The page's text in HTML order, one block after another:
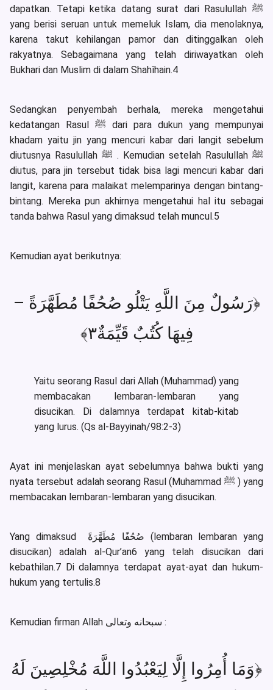
dapatkan. Tetapi ketika datang surat dari Rasulullah ﷺ
yang berisi seruan untuk memeluk Islam, dia menolaknya,
karena takut kehilangan pamor dan ditinggalkan oleh
rakyatnya. Sebagaimana yang telah diriwayatkan oleh
Bukhari dan Muslim di dalam Shahîhain.4
Sedangkan penyembah berhala, mereka mengetahui
kedatangan Rasul ﷺ dari para dukun yang mempunyai
khadam yaitu jin yang mencuri kabar dari langit sebelum
diutusnya Rasulullah ﷺ . Kemudian setelah Rasulullah ﷺ
diutus, para jin tersebut tidak bisa lagi mencuri kabar dari
langit, karena para malaikat melemparinya dengan bintang-
bintang. Mereka pun akhirnya mengetahui hal itu sebagai
tanda bahwa Rasul yang dimaksud telah muncul.5
Kemudian ayat berikutnya:
﴿رَسُولٌ مِنَ اللَّهِ يَتْلُو صُحُفًا مُطَهَّرَةً –
فِيهَا كُتُبٌ قَيِّمَةٌ٣﴾
Yaitu seorang Rasul dari Allah (Muhammad) yang
membacakan lembaran-lembaran yang
disucikan. Di dalamnya terdapat kitab-kitab
yang lurus. (Qs al-Bayyinah/98:2-3)
Ayat ini menjelaskan ayat sebelumnya bahwa bukti yang
nyata tersebut adalah seorang Rasul (Muhammad ﷺ ) yang
membacakan lembaran-lembaran yang disucikan.
Yang dimaksud صُحُفًا مُطَهَّرَةً (lembaran lembaran yang
disucikan) adalah al-Qur’an6 yang telah disucikan dari
kebathilan.7 Di dalamnya terdapat ayat-ayat dan hukum-
hukum yang tertulis.8
Kemudian firman Allah سبحانه وتعالى :
﴿وَمَا أُمِرُوا إِلَّا لِيَعْبُدُوا اللَّهَ مُخْلِصِينَ لَهُ